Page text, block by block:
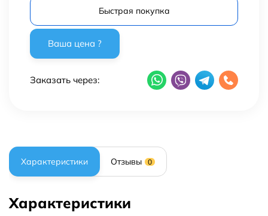
Быстрая покупка
Заказать через:
Характеристики Отзывы 0
Характеристики